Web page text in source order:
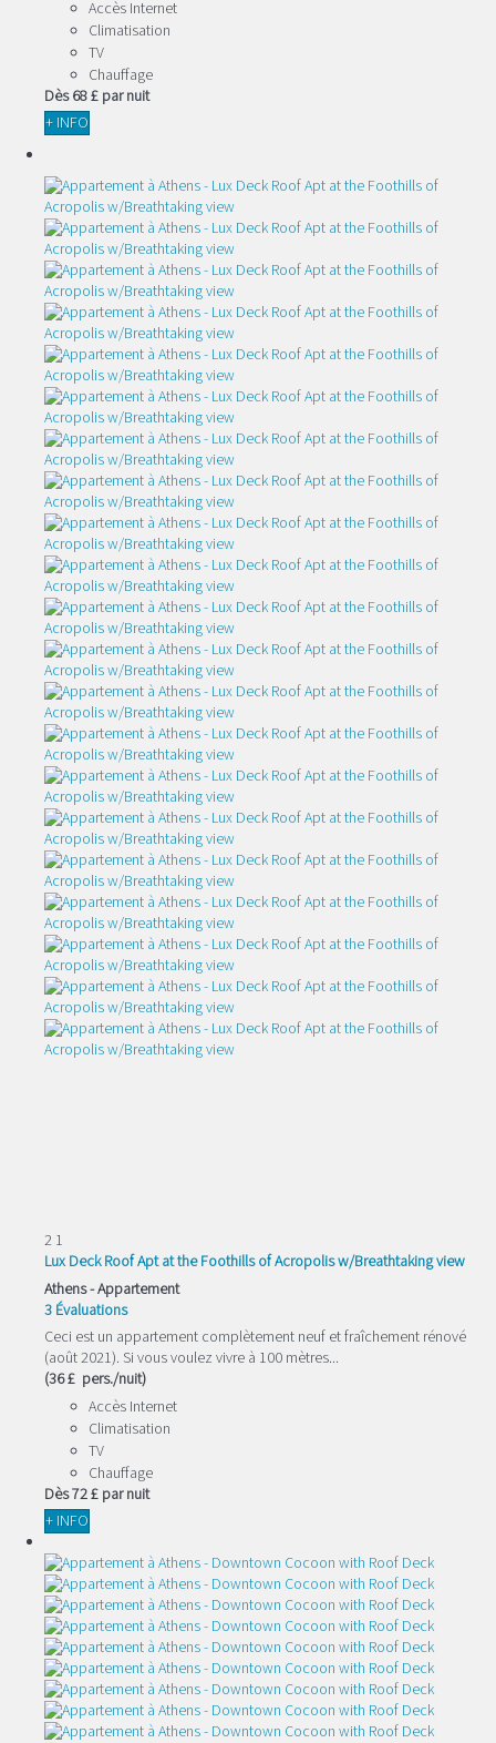
Accès Internet
Climatisation
TV
Chauffage
Dès 68 £ par nuit
+ INFO
2 1
Lux Deck Roof Apt at the Foothills of Acropolis w/Breathtaking view
Athens -Appartement
3 Évaluations
Ceci est un appartement complètement neuf et fraîchement rénové
(août 2021). Si vous voulez vivre à 100 mètres...
(36 £ pers./nuit)
Accès Internet
Climatisation
TV
Chauffage
Dès72 £ par nuit
+ INFO